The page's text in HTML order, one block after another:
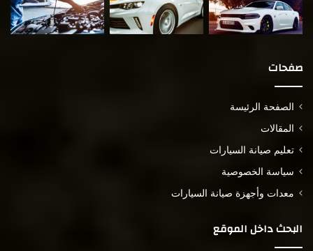
صفحات
الصفحة الرئيسة
المقالات
تعليم صيانة السيارات
سياسة الخصوصية
معدات وأجهزة صيانة السيارات
البحث داخل الموقع